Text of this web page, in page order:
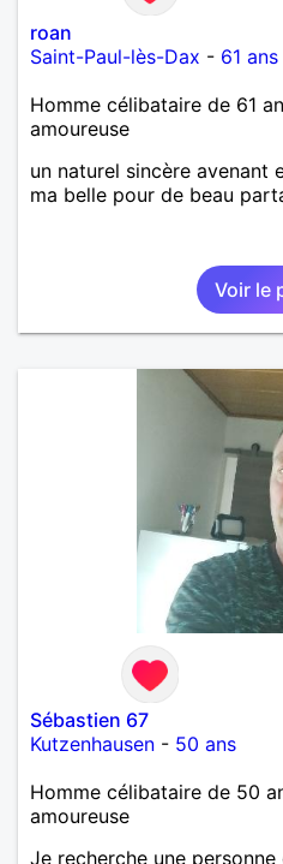
roan
Saint-Paul-lès-Dax - 61 ans
Homme célibataire de 61
amoureuse
un naturel sincère avenant
ma belle pour de beau
Voir le
Sébastien 67
Kutzenhausen - 50 ans
Homme célibataire de 50
amoureuse
Je recherche une